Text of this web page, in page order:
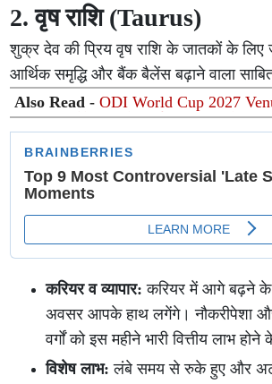
2. वृष राशि (Taurus)
शुक्र देव की प्रिय वृष राशि के जातकों के लिए
आर्थिक समृद्धि और बैंक बैलेंस बढ़ाने वाला साबित
Also Read -ODI World Cup 2027
अफ्रीका लौटेगा वनडे वर्ल्ड कप! ICC ने
करियर व व्यापार: करियर में आगे बढ़ने
अवसर आपके हाथ लगेंगे। नौकरीपेशा और
वर्गों को इस महीने भारी वित्तीय लाभ
विशेष लाभ: लंबे समय से रुके हुए और